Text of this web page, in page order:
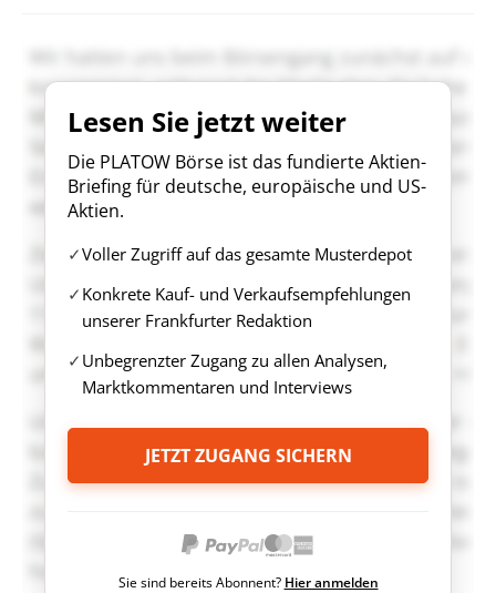
Lesen Sie jetzt weiter
Die PLATOW Börse ist das fundierte Aktien-
Briefing für deutsche, europäische und US-
Aktien.
Voller Zugriff auf das gesamte Musterdepot
Konkrete Kauf- und Verkaufsempfehlungen
unserer Frankfurter Redaktion
Unbegrenzter Zugang zu allen Analysen,
Marktkommentaren und Interviews
JETZT ZUGANG SICHERN
Sie sind bereits Abonnent? Hier anmelden